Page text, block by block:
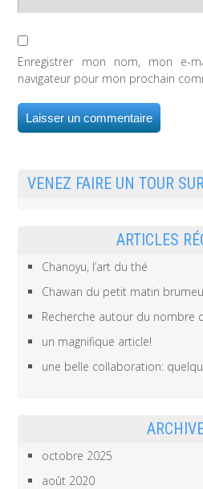
Enregistrer mon nom, mon e-
navigateur pour mon prochain
VENEZ FAIRE UN TOUR
ARTICLES
Chanoyu, l’art du thé
Chawan du petit matin
Recherche autour du nombre
un magnifique article!
une belle collaboration:
octobre 2025
août 2020